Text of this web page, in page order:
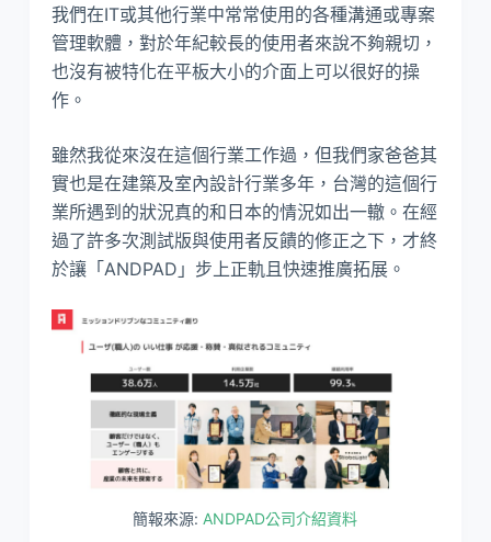
我們在IT或其他行業中常常使用的各種溝通或專案
管理軟體，對於年紀較長的使用者來說不夠親切，
也沒有被特化在平板大小的介面上可以很好的操
作。
雖然我從來沒在這個行業工作過，但我們家爸爸其
實也是在建築及室內設計行業多年，台灣的這個行
業所遇到的狀況真的和日本的情況如出一轍。在經
過了許多次測試版與使用者反饋的修正之下，才終
於讓「ANDPAD」步上正軌且快速推廣拓展。
簡報來源: ANDPAD公司介紹資料